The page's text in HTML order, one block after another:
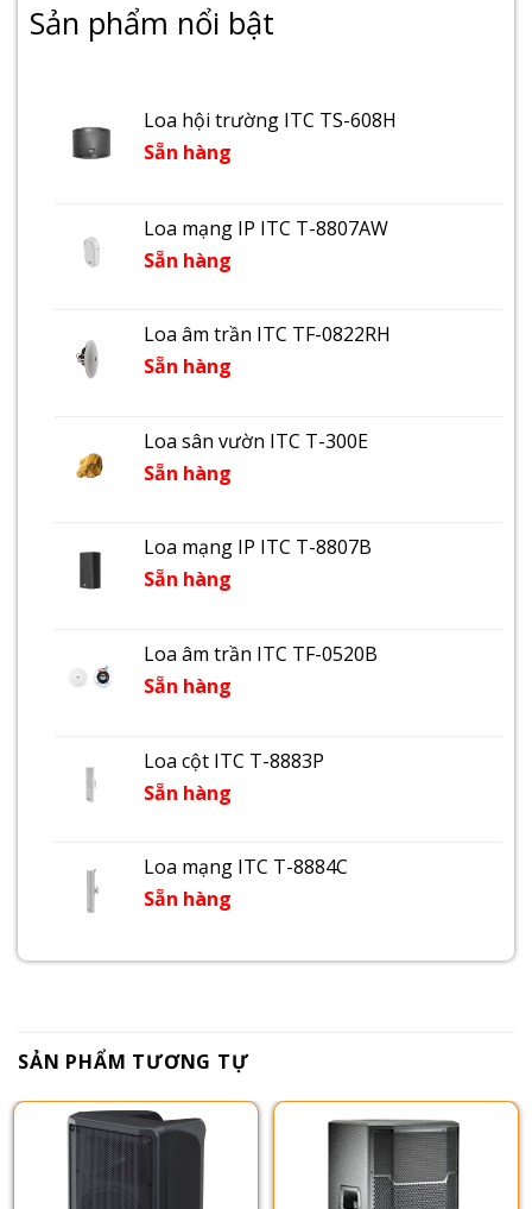
Sản phẩm nổi bật
Loa hội trường ITC TS-608H
Sẵn hàng
Loa mạng IP ITC T-8807AW
Sẵn hàng
Loa âm trần ITC TF-0822RH
Sẵn hàng
Loa sân vườn ITC T-300E
Sẵn hàng
Loa mạng IP ITC T-8807B
Sẵn hàng
Loa âm trần ITC TF-0520B
Sẵn hàng
Loa cột ITC T-8883P
Sẵn hàng
Loa mạng ITC T-8884C
Sẵn hàng
SẢN PHẨM TƯƠNG TỰ